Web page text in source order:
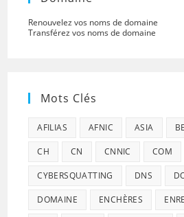
Renouvelez vos noms de domaine
Transférez vos noms de domaine
Mots Clés
AFILIAS AFNIC ASIA BE
CH CN CNNIC COM
CYBERSQUATTING DNS
DOMAINE ENCHÈRES